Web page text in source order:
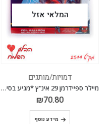
המלאי אזל
דמויות/מותגים
מיילר ספיידרמן 29 אינ"ץ *מגיע בסיטונאות חבילה של 5 יח'*
₪70.80
מידע נוסף